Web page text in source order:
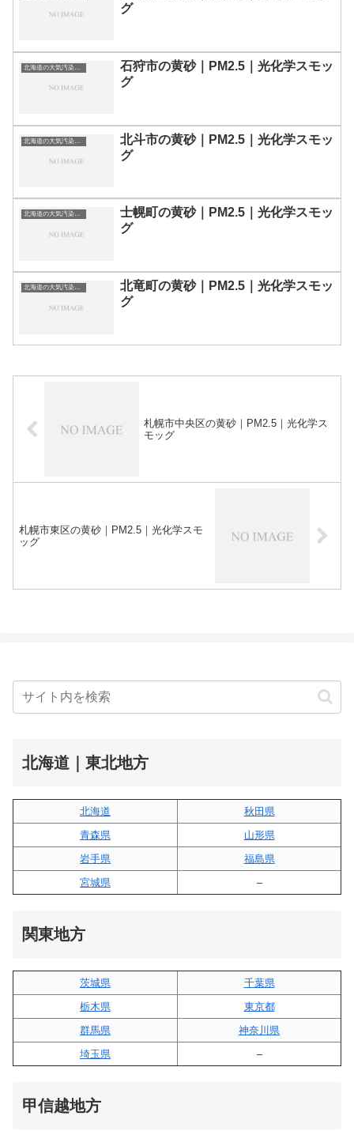
グ
北海道の大気汚染・PM2.5・黄砂・エアロゾルの数値
石狩市の黄砂｜PM2.5｜光化学スモッ
グ
北海道の大気汚染・PM2.5・黄砂・エアロゾルの数値
北斗市の黄砂｜PM2.5｜光化学スモッ
グ
北海道の大気汚染・PM2.5・黄砂・エアロゾルの数値
士幌町の黄砂｜PM2.5｜光化学スモッ
グ
北海道の大気汚染・PM2.5・黄砂・エアロゾルの数値
北竜町の黄砂｜PM2.5｜光化学スモッ
グ
札幌市中央区の黄砂｜PM2.5｜光化学ス
モッグ
札幌市東区の黄砂｜PM2.5｜光化学スモ
ッグ
北海道｜東北地方
北海道
秋田県
青森県
山形県
岩手県
福島県
宮城県
–
関東地方
茨城県
千葉県
栃木県
東京都
群馬県
神奈川県
埼玉県
–
甲信越地方